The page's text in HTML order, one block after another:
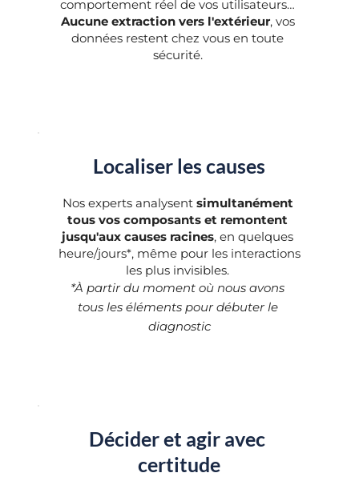
Aucune extraction vers l'extérieur, vos
données restent chez vous en toute
sécurité.
Localiser les causes
Nos experts analysent simultanément
tous vos composants et remontent
jusqu'aux causes racines, en quelques
heure/jours*, même pour les interactions
les plus invisibles.
*À partir du moment où nous avons
tous les éléments pour débuter le
diagnostic
Décider et agir avec
certitude